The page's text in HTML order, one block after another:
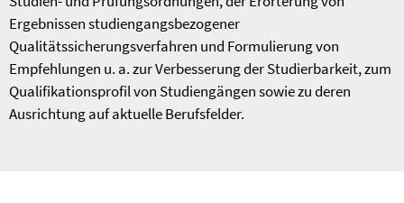
Ergebnissen studiengangsbezogener
Qualitätssicherungsverfahren und Formulierung von
Empfehlungen u. a. zur Verbesserung der Studierbarkeit, zum
Qualifikationsprofil von Studiengängen sowie zu deren
Ausrichtung auf aktuelle Berufsfelder.